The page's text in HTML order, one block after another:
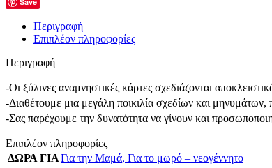
Περιγραφή
Επιπλέον πληροφορίες
Περιγραφή
-Οι ξύλινες αναμνηστικές κάρτες σχεδιάζονται
-Διαθέτουμε μια μεγάλη ποικιλία σχεδίων και
-Σας παρέχουμε την δυνατότητα να γίνουν και
Επιπλέον πληροφορίες
ΔΩΡΑ ΓΙΑΓια την Μαμά, Για το μωρό – νεογέννητο